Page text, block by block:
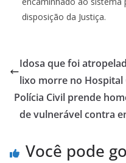
disposição da Justiça.
Idosa que foi
lixo morre no Hospital
Polícia Civil prende
de vulnerável contra
Você pode